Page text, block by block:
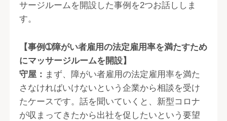
サージルームを開設した事例を2つお話ししま
す。
【事例➀障がい者雇用の法定雇用率を満たすため
にマッサージルームを開設】
守屋： まず、障がい者雇用の法定雇用率を満た
さなければいけないという企業から相談を受け
たケースです。話を聞いていくと、新型コロナ
が収まってきたから出社を促したいという要望